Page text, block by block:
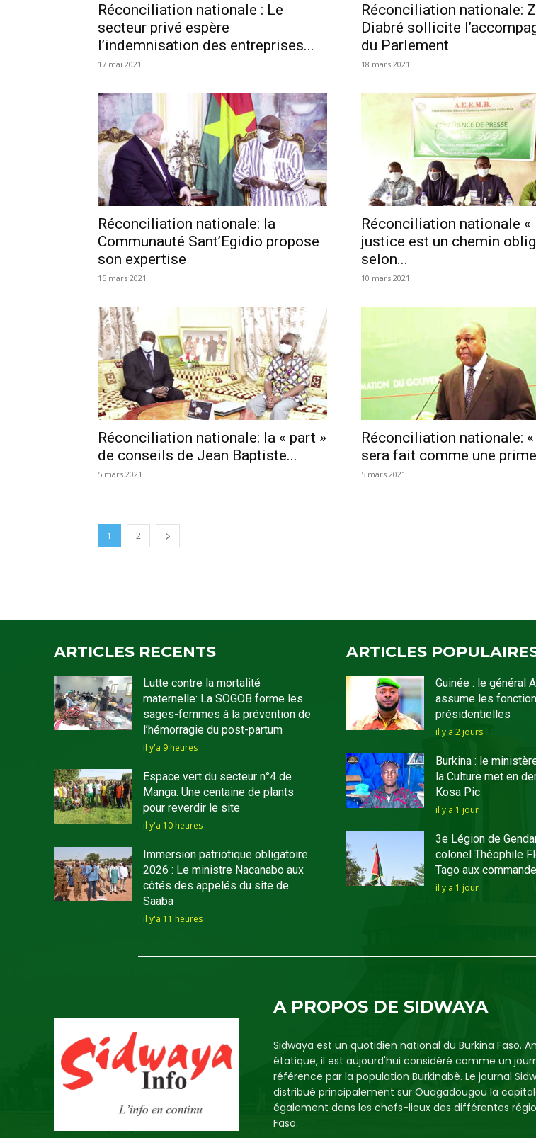
Réconciliation nationale : Le
secteur privé espère
l’indemnisation des entreprises...
17 mai 2021
Réconciliation nationale:
Diabré sollicite
du Parlement
18 mars 2021
Réconciliation nationale: la
Communauté Sant’Egidio propose
son expertise
15 mars 2021
Réconciliation nationale «
justice est un chemin
selon...
10 mars 2021
Réconciliation nationale: la « part »
de conseils de Jean Baptiste...
5 mars 2021
Réconciliation nationale: «
sera fait comme une
5 mars 2021
1 2
ARTICLES RECENTS
Lutte contre la mortalité
maternelle: La SOGOB forme les
sages-femmes à la prévention de
l’hémorragie du post-partum
il y'a 9 heures
Espace vert du secteur n°4 de
Manga: Une centaine de plants
pour reverdir le site
il y'a 10 heures
Immersion patriotique obligatoire
2026 : Le ministre Nacanabo aux
côtés des appelés du site de
Saaba
il y'a 11 heures
ARTICLES
Guinée : le général
assume les
présidentielles
il y'a 2 jours
Burkina : le
la Culture met en
Kosa Pic
il y'a 1 jour
3e Légion de
colonel Théophile
Tago aux
il y'a 1 jour
A PROPOS DE SIDWAYA
Sidwaya est un quotidien national du Burkina Faso.
étatique, il est aujourd'hui considéré comme un
référence par la population Burkinabè. Le journal
distribué principalement sur Ouagadougou la
également dans les chefs-lieux des différentes
Faso.